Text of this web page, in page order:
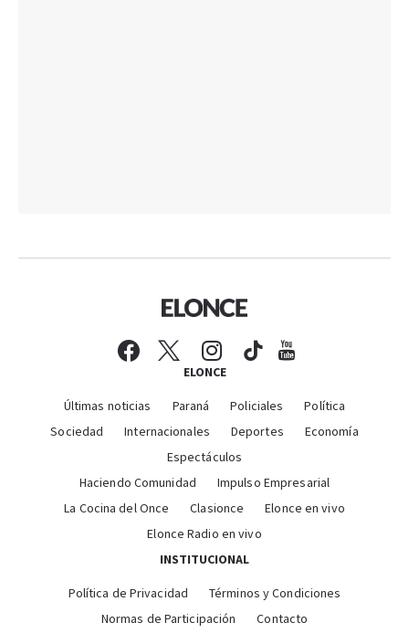
ELONCE
Últimas noticias Paraná Policiales
Política
Sociedad
Internacionales Deportes
Economía
Espectáculos
Haciendo Comunidad
Impulso Empresarial
La Cocina del Once
Clasionce
Elonce en vivo
Elonce Radio en vivo
INSTITUCIONAL
Política de Privacidad
Términos y Condiciones
Normas de Participación
Contacto